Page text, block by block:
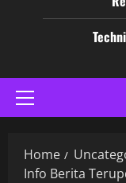
Primary
Menu
Home
Info Berita